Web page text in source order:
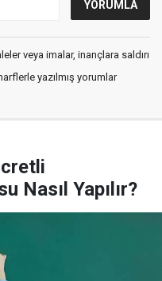
veya imalar, inançlara saldırı
yazılmış yorumlar
Nasıl Yapılır?